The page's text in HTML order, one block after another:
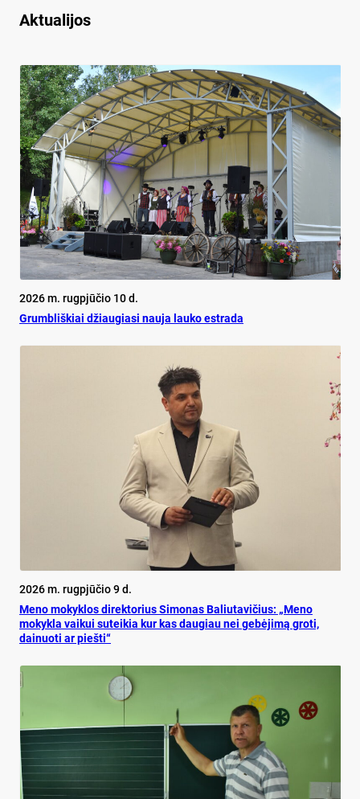
Aktualijos
2026 m. rugpjūčio 10 d.
Grumbliškiai džiaugiasi nauja lauko estrada
2026 m. rugpjūčio 9 d.
Meno mokyklos direktorius Simonas Baliutavičius: „Meno
mokykla vaikui suteikia kur kas daugiau nei gebėjimą groti,
dainuoti ar piešti“